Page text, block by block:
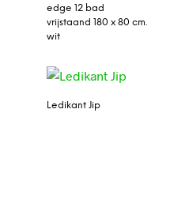
edge 12 bad
vrijstaand 180 x 80 cm.
wit
Ledikant Jip